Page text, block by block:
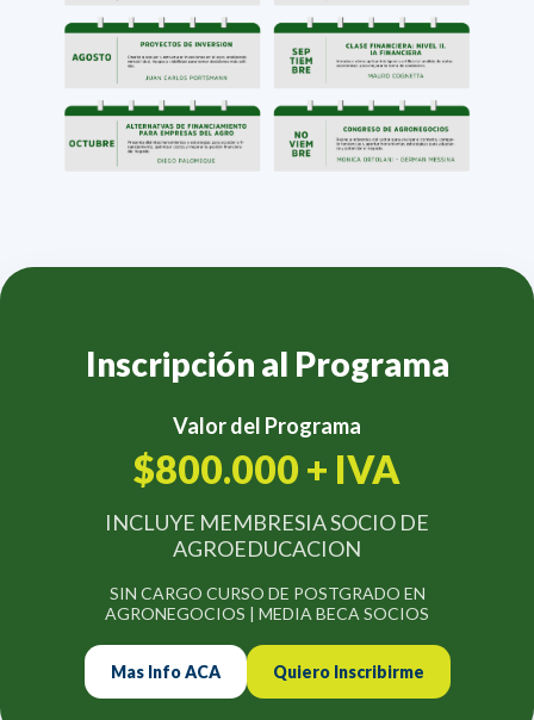
Inscripción al Programa
Valor del Programa
$800.000 + IVA
INCLUYE MEMBRESIA SOCIO DE
AGROEDUCACION
SIN CARGO CURSO DE POSTGRADO EN
AGRONEGOCIOS | MEDIA BECA SOCIOS
Mas Info ACA Quiero Inscribirme